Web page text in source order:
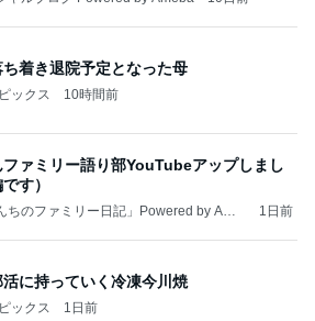
着き退院予定となった母
ックス 10時間前
ァミリー語り部YouTubeアップしまし
す）
ちのファミリー日記」Powered by Ame
1日前
に持っていく冷凍今川焼
ックス 1日前